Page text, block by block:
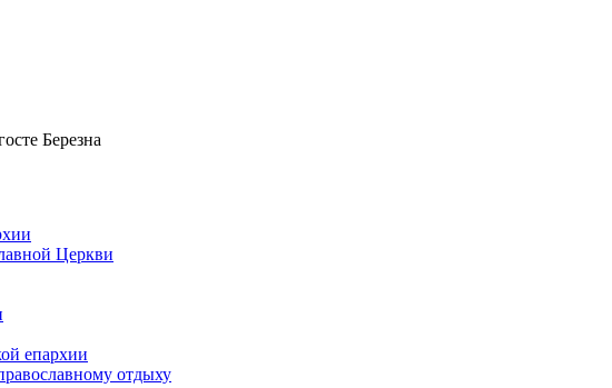
Березна
Церкви
епархии
отдыху